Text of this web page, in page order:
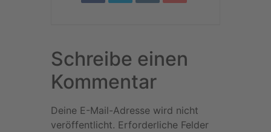
Schreibe einen
Kommentar
Deine E-Mail-Adresse wird nicht
veröffentlicht. Erforderliche Felder